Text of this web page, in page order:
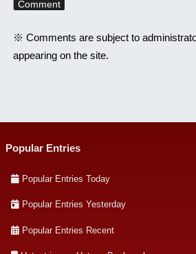
※ Comments are subject to
appearing on the site.
Popular Entries
Popular Entries Today
Popular Entries Yesterday
Popular Entries Recent